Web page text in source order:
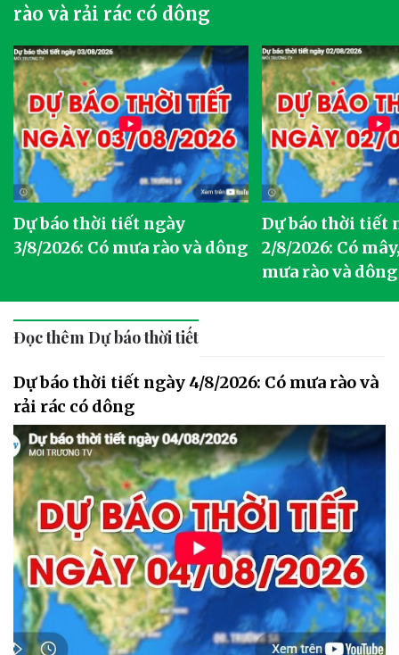
rào và rải rác có dông
Dự báo thời tiết ngày
3/8/2026: Có mưa rào và dông
Dự báo thời tiết
2/8/2026: Có
mưa rào và dông
Đọc thêm Dự báo thời tiết
Dự báo thời tiết ngày 4/8/2026: Có mưa rào và
rải rác có dông